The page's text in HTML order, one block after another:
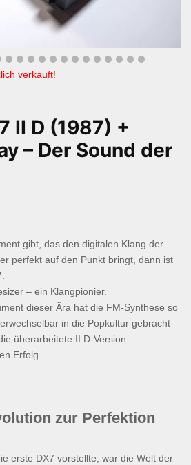
verkauft!
II D (1987) +
– Der Sound der
gibt, das den digitalen Klang der
perfekt auf den Punkt bringt, dann ist
– ein Klangpionier.
dieser Ära hat die FM-Synthese so
in die Popkultur gebracht
überarbeitete II D-Version
Erfolg.
zur Perfektion
erste DX7 vorstellte, war die Welt der